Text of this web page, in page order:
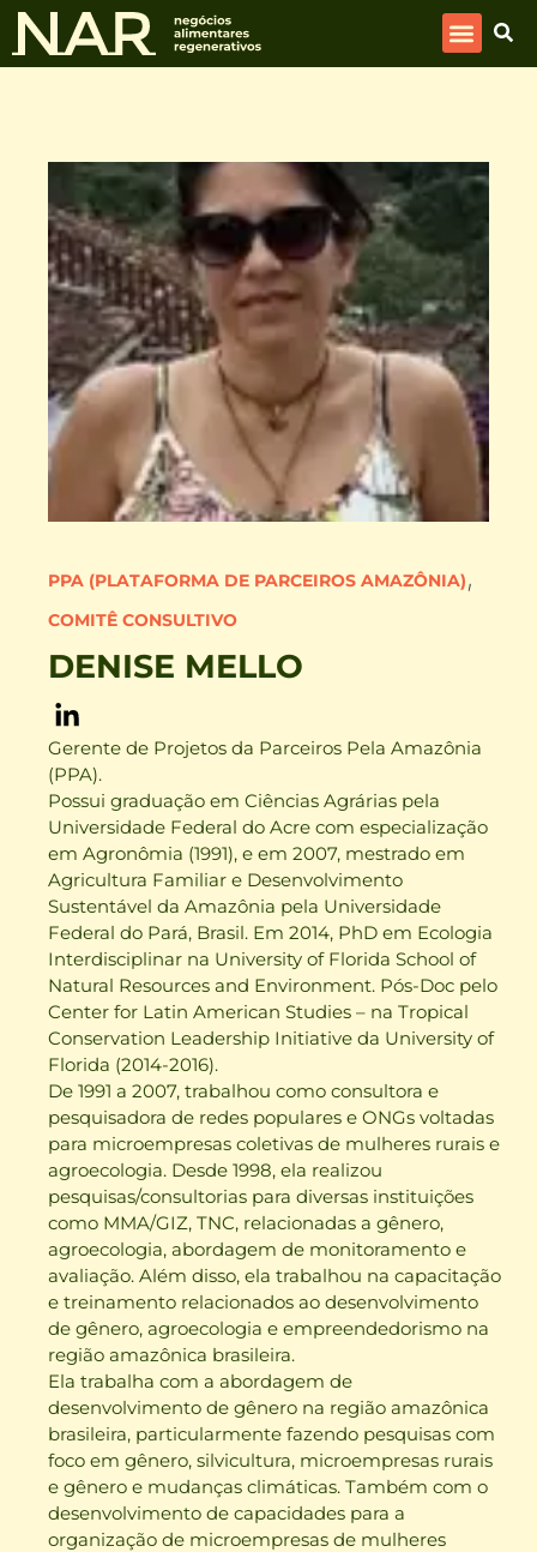
PPA (PLATAFORMA DE PARCEIROS AMAZÔNIA),
COMITÊ CONSULTIVO
DENISE MELLO
Gerente de Projetos da Parceiros Pela Amazônia
(PPA).
Possui graduação em Ciências Agrárias pela
Universidade Federal do Acre com especialização
em Agronômia (1991), e em 2007, mestrado em
Agricultura Familiar e Desenvolvimento
Sustentável da Amazônia pela Universidade
Federal do Pará, Brasil. Em 2014, PhD em Ecologia
Interdisciplinar na University of Florida School of
Natural Resources and Environment. Pós-Doc pelo
Center for Latin American Studies – na Tropical
Conservation Leadership Initiative da University of
Florida (2014-2016).
De 1991 a 2007, trabalhou como consultora e
pesquisadora de redes populares e ONGs voltadas
para microempresas coletivas de mulheres rurais e
agroecologia. Desde 1998, ela realizou
pesquisas/consultorias para diversas instituições
como MMA/GIZ, TNC, relacionadas a gênero,
agroecologia, abordagem de monitoramento e
avaliação. Além disso, ela trabalhou na capacitação
e treinamento relacionados ao desenvolvimento
de gênero, agroecologia e empreendedorismo na
região amazônica brasileira.
Ela trabalha com a abordagem de
desenvolvimento de gênero na região amazônica
brasileira, particularmente fazendo pesquisas com
foco em gênero, silvicultura, microempresas rurais
e gênero e mudanças climáticas. Também com o
desenvolvimento de capacidades para a
organização de microempresas de mulheres